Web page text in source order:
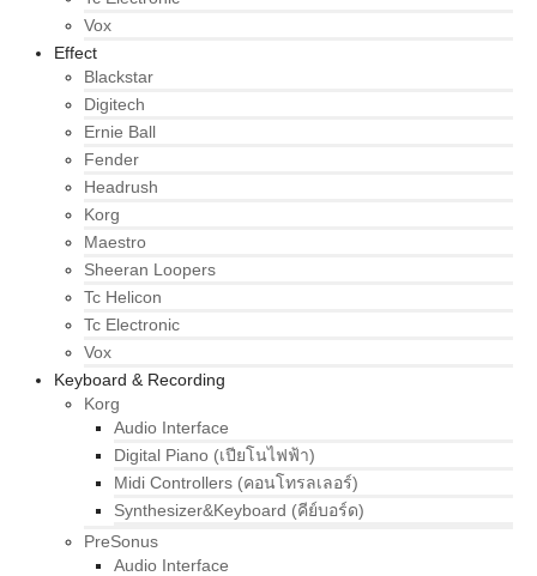
Vox
Effect
Blackstar
Digitech
Ernie Ball
Fender
Headrush
Korg
Maestro
Sheeran Loopers
Tc Helicon
Tc Electronic
Vox
Keyboard & Recording
Korg
Audio Interface
Digital Piano (เปียโนไฟฟ้า)
Midi Controllers (คอนโทรลเลอร์)
Synthesizer&Keyboard (คีย์บอร์ด)
PreSonus
Audio Interface